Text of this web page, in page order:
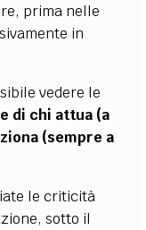
prima nelle
in
vedere le
di chi attua (a
(sempre a
le criticità
sotto il